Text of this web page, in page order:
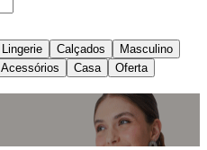
Lingerie Calçados
Masculino
Acessórios Casa Oferta